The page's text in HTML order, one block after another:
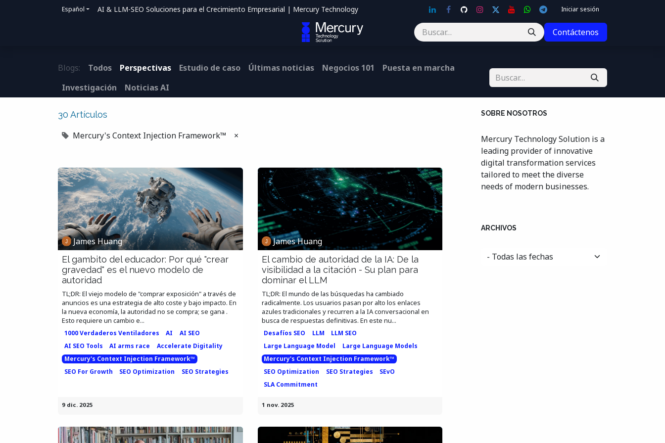
Español AI & LLM-SEO Soluciones para el Crecimiento Empresarial | Mercury Technology Iniciar sesión
Contáctenos
Blogs: Todos Perspectivas Estudio de caso Últimas noticias Negocios 101
Puesta en marcha
Investigación
Noticias AI
30 Artículos
Mercury's Context Injection Framework™ ×
James Huang
El gambito del educador: Por qué "crear
gravedad" es el nuevo modelo de
autoridad
TL;DR: El viejo modelo de "comprar exposición" a través de
anuncios es una estrategia de alto coste y bajo impacto. En
la nueva economía, la autoridad no se compra; se gana .
Esto requiere un cambio e...
1000 Verdaderos Ventiladores AI
AI SEO
AI SEO Tools
AI arms race
Accelerate Digitality
Mercury's Context Injection Framework™
SEO For Growth
SEO Optimization SEO Strategies
9 dic. 2025
James Huang
El cambio de autoridad de la IA: De la
visibilidad a la citación - Su plan para
dominar el LLM
TL;DR: El mundo de las búsquedas ha cambiado
radicalmente. Los usuarios pasan por alto los enlaces
azules tradicionales y recurren a la IA conversacional en
busca de respuestas definitivas. En este nu...
Desafíos SEO LLM
LLM SEO
Large Language Model
Large Language Models
Mercury's Context Injection Framework™
SEO Optimization
SEO Strategies
SEvO
SLA Commitment
1 nov. 2025
SOBRE NOSOTROS
Mercury Technology Solution is a
leading provider of innovative
digital transformation services
tailored to meet the diverse
needs of modern businesses.
ARCHIVOS